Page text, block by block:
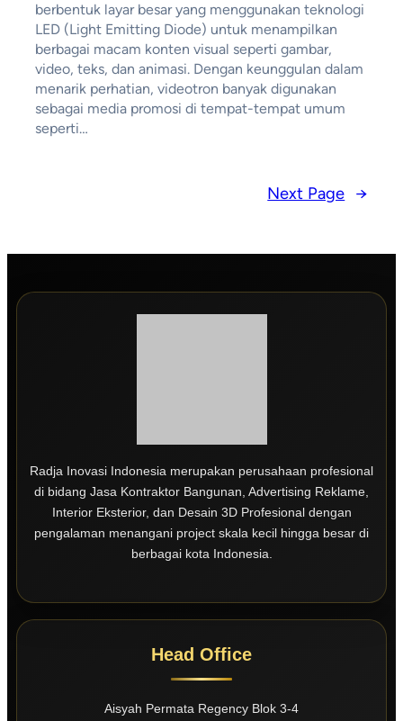
berbentuk layar besar yang menggunakan teknologi
LED (Light Emitting Diode) untuk menampilkan
berbagai macam konten visual seperti gambar,
video, teks, dan animasi. Dengan keunggulan dalam
menarik perhatian, videotron banyak digunakan
sebagai media promosi di tempat-tempat umum
seperti…
Next Page →
Radja Inovasi Indonesia merupakan perusahaan profesional
di bidang Jasa Kontraktor Bangunan, Advertising Reklame,
Interior Eksterior, dan Desain 3D Profesional dengan
pengalaman menangani project skala kecil hingga besar di
berbagai kota Indonesia.
Head Office
Aisyah Permata Regency Blok 3-4